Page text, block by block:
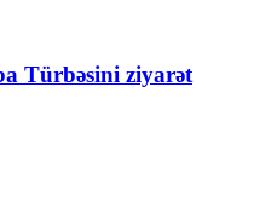
Türbəsini ziyarət